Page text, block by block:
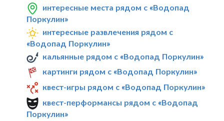
интересные места рядом с «Водопад
Поркулин»
интересные развлечения рядом с
«Водопад Поркулин»
кальянные рядом с «Водопад Поркулин»
картинги рядом с «Водопад Поркулин»
квест-игры рядом с «Водопад Поркулин»
квест-перформансы рядом с «Водопад
Поркулин»